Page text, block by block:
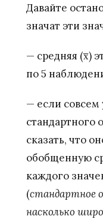
Давайте
значат эти
— средняя (x̅)
по 5
— если совсем
стандартного
сказать, что
обобщенную
каждого
(стандартное
насколько